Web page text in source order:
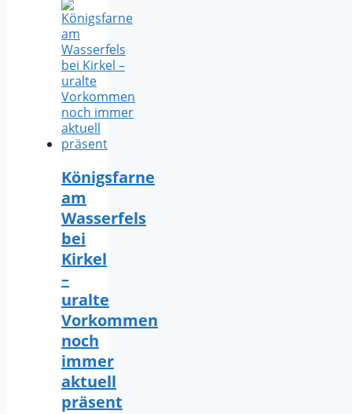
Königsfarne
am
Wasserfels
bei
Kirkel
–
uralte
Vorkommen
noch
immer
aktuell
präsent